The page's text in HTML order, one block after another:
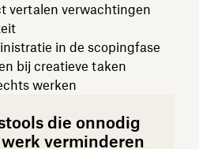
vertalen verwachtingen
in de scopingfase
bij creatieve taken
werken
die onnodig
verminderen